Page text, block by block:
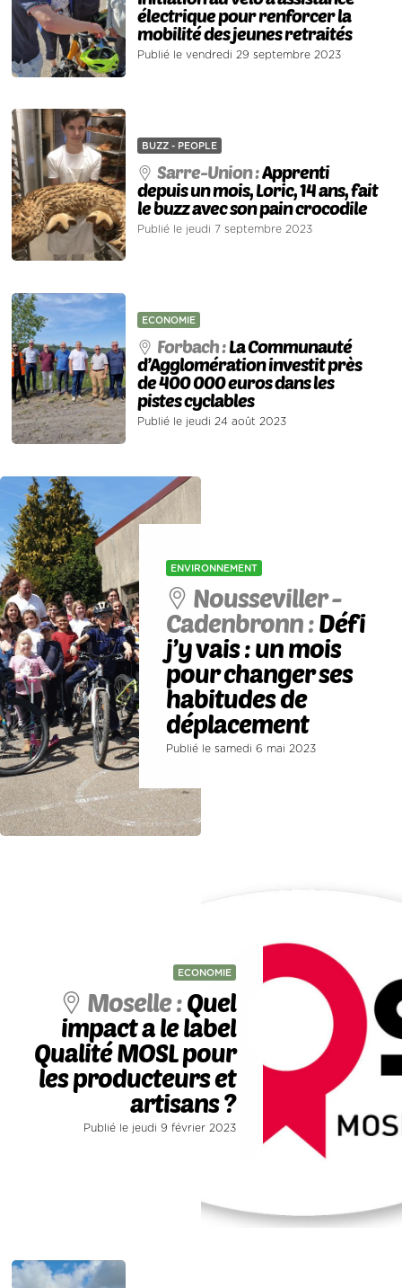
électrique pour renforcer la
mobilité des jeunes retraités
Publié le vendredi 29 septembre 2023
BUZZ - PEOPLE
Sarre-Union :Apprenti
depuis un mois, Loric, 14 ans, fait
le buzz avec son pain crocodile
Publié le jeudi 7 septembre 2023
ECONOMIE
Forbach :La Communauté
d’Agglomération investit près
de 400 000 euros dans les
pistes cyclables
Publié le jeudi 24 août 2023
ENVIRONNEMENT
Nousseviller -
Cadenbronn :Défi
j’y vais : un mois
pour changer ses
habitudes de
déplacement
Publié le samedi 6 mai 2023
ECONOMIE
Moselle :Quel
impact a le label
Qualité MOSL pour
les producteurs et
artisans ?
Publié le jeudi 9 février 2023